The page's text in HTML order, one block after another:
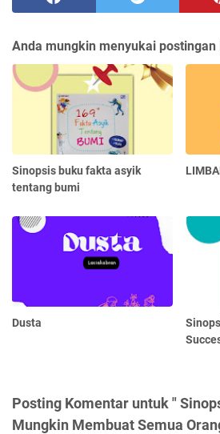
Anda mungkin menyukai postingan
Sinopsis buku fakta asyik
tentang bumi
Dusta
Posting Komentar untuk "
Mungkin Membuat Semua